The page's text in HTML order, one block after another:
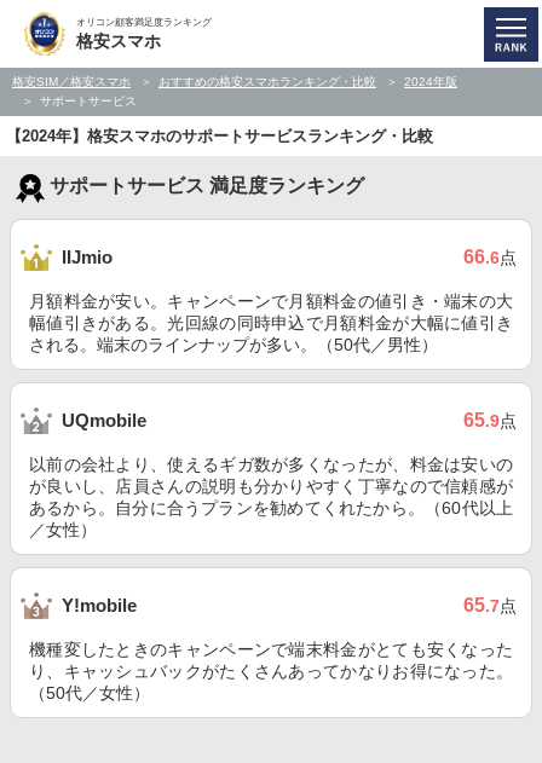
オリコン顧客満足度ランキング
格安スマホ
格安SIM／格安スマホ おすすめの格安スマホランキング・比較
2024年版
サポートサービス
【2024年】格安スマホのサポートサービスランキング・比較
サポートサービス 満足度ランキング
IIJmio 66.6点
月額料金が安い。キャンペーンで月額料金の値引き・端末の大
幅値引きがある。光回線の同時申込で月額料金が大幅に値引き
される。端末のラインナップが多い。（50代／男性）
UQmobile 65.9点
以前の会社より、使えるギガ数が多くなったが、料金は安いの
が良いし、店員さんの説明も分かりやすく丁寧なので信頼感が
あるから。自分に合うプランを勧めてくれたから。（60代以上
／女性）
Y!mobile 65.7点
機種変したときのキャンペーンで端末料金がとても安くなった
り、キャッシュバックがたくさんあってかなりお得になった。
（50代／女性）